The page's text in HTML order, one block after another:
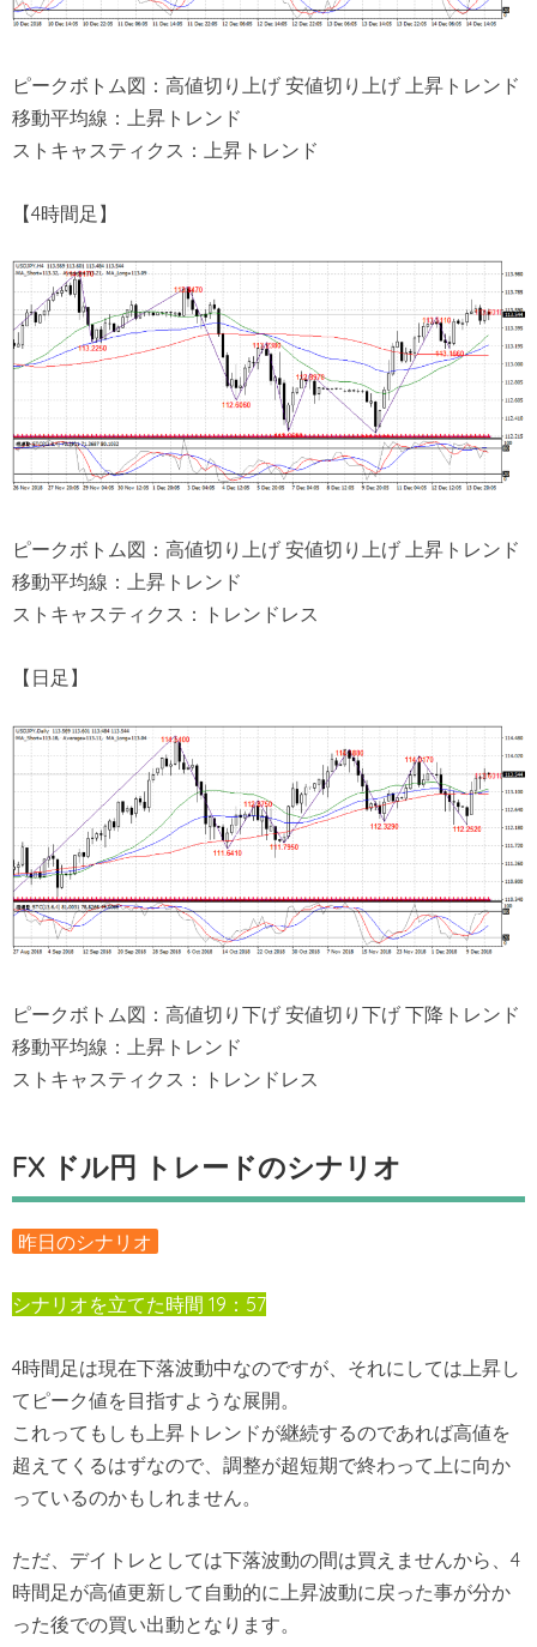
ピークボトム図：高値切り上げ 安値切り上げ 上昇トレンド
移動平均線：上昇トレンド
ストキャスティクス：上昇トレンド
【4時間足】
ピークボトム図：高値切り上げ 安値切り上げ 上昇トレンド
移動平均線：上昇トレンド
ストキャスティクス：トレンドレス
【日足】
ピークボトム図：高値切り下げ 安値切り下げ 下降トレンド
移動平均線：上昇トレンド
ストキャスティクス：トレンドレス
FX ドル円 トレードのシナリオ
昨日のシナリオ
シナリオを立てた時間 19：57
4時間足は現在下落波動中なのですが、それにしては上昇し
てピーク値を目指すような展開。
これってもしも上昇トレンドが継続するのであれば高値を
超えてくるはずなので、調整が超短期で終わって上に向か
っているのかもしれません。
ただ、デイトレとしては下落波動の間は買えませんから、4
時間足が高値更新して自動的に上昇波動に戻った事が分か
った後での買い出動となります。